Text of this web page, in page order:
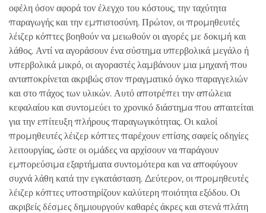
οφέλη όσον αφορά τον έλεγχο του κόστους, την ταχύτητα
παραγωγής και την εμπιστοσύνη. Πρώτον, οι προμηθευτές
λέιζερ κόπτες βοηθούν να μειωθούν οι αγορές με δοκιμή και
λάθος. Αντί να αγοράσουν ένα σύστημα υπερβολικά μεγάλο ή
υπερβολικά μικρό, οι αγοραστές λαμβάνουν μια μηχανή που
ανταποκρίνεται ακριβώς στον πραγματικό όγκο παραγγελιών
και στο πάχος των υλικών. Αυτό αποτρέπει την απώλεια
κεφαλαίου και συντομεύει το χρονικό διάστημα που απαιτείται
για την επίτευξη πλήρους παραγωγικότητας. Οι καλοί
προμηθευτές λέιζερ κόπτες παρέχουν επίσης σαφείς οδηγίες
λειτουργίας, ώστε οι ομάδες να αρχίσουν να παράγουν
εμπορεύσιμα εξαρτήματα συντομότερα και να αποφύγουν
συχνά λάθη κατά την εγκατάσταση. Δεύτερον, οι προμηθευτές
λέιζερ κόπτες υποστηρίζουν καλύτερη ποιότητα εξόδου. Οι
ακριβείς δέσμες δημιουργούν καθαρές άκρες και στενά πλάτη